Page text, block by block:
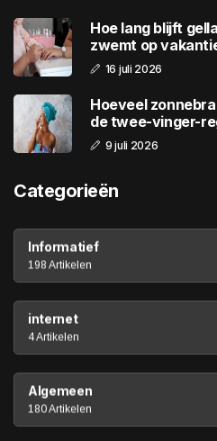
Hoe lang blijft
zwemt op
16 juli 2026
Hoeveel
de twee-vinger-
9 juli 2026
Categorieën
Informatief
198 Artikelen
internet
4 Artikelen
Algemeen
180 Artikelen